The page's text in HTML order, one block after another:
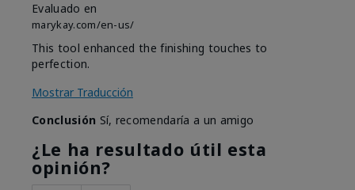
Evaluado en
marykay.com/en-us/
This tool enhanced the finishing touches to
perfection.
Mostrar Traducción
Conclusión Sí, recomendaría a un amigo
¿Le ha resultado útil esta
opinión?